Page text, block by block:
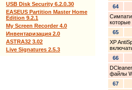
USB Disk Security 6.2.0.30
EASEUS Partition Master Home
Edition 9.2.1
My Screen Recorder 4.0
Инвентаризация 2.0
ASTRA32 3.02
Live Signatures 2.5.3
64
которые
65
XP
66
файлы
67